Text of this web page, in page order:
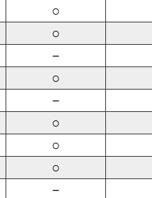
○
○
－
○
－
○
○
○
－